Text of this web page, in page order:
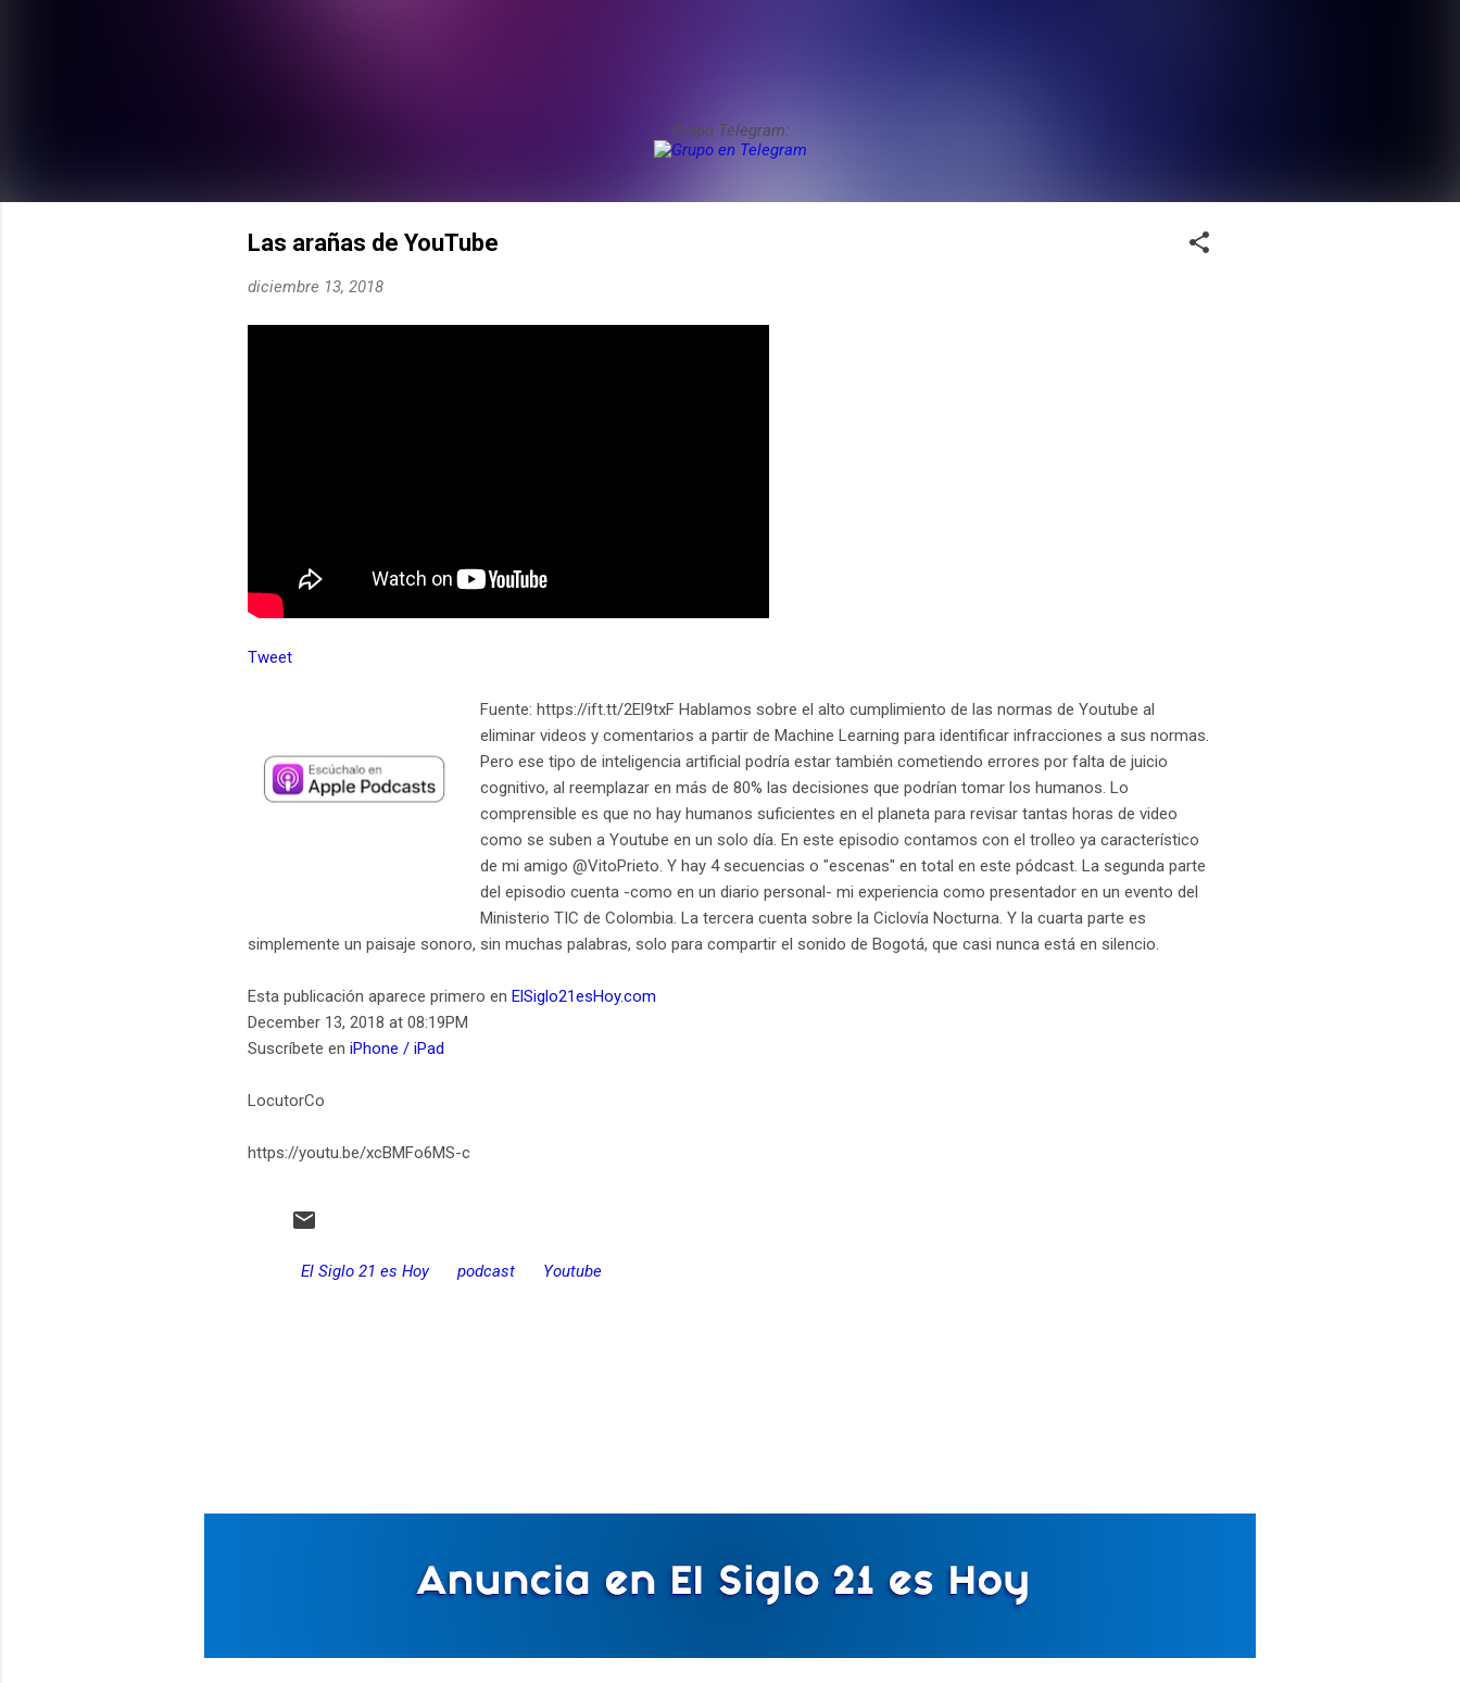
Grupo Telegram:
Las arañas de YouTube
diciembre 13, 2018
Tweet
Fuente: https://ift.tt/2El9txF Hablamos sobre el alto cumplimiento de las normas de Youtube al
eliminar videos y comentarios a partir de Machine Learning para identificar infracciones a sus normas.
Pero ese tipo de inteligencia artificial podría estar también cometiendo errores por falta de juicio
cognitivo, al reemplazar en más de 80% las decisiones que podrían tomar los humanos. Lo
comprensible es que no hay humanos suficientes en el planeta para revisar tantas horas de video
como se suben a Youtube en un solo día. En este episodio contamos con el trolleo ya característico
de mi amigo @VitoPrieto. Y hay 4 secuencias o "escenas" en total en este pódcast. La segunda parte
del episodio cuenta -como en un diario personal- mi experiencia como presentador en un evento del
Ministerio TIC de Colombia. La tercera cuenta sobre la Ciclovía Nocturna. Y la cuarta parte es
simplemente un paisaje sonoro, sin muchas palabras, solo para compartir el sonido de Bogotá, que casi nunca está en silencio.
Esta publicación aparece primero en ElSiglo21esHoy.com
December 13, 2018 at 08:19PM
Suscríbete en iPhone / iPad
LocutorCo
https://youtu.be/xcBMFo6MS-c
El Siglo 21 es Hoy podcast Youtube
a